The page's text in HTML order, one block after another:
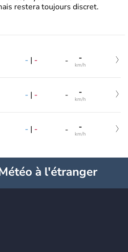
restera toujours discret.
- | - - -
km/h
- | - - -
km/h
- | - - -
km/h
à l'étranger